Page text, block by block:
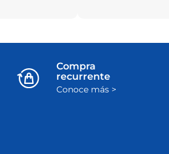
Compra
recurrente
Conoce más >